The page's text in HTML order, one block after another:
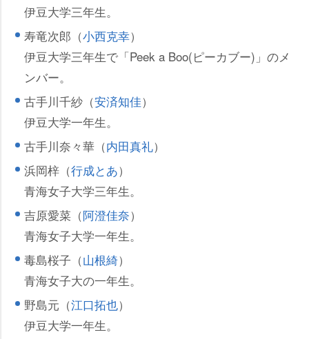
伊豆大学三年生。
寿竜次郎（小西克幸）
伊豆大学三年生で「Peek a Boo(ピーカブー)」のメ
ンバー。
古手川千紗（安済知佳）
伊豆大学一年生。
古手川奈々華（内田真礼）
浜岡梓（行成とあ）
青海女子大学三年生。
吉原愛菜（阿澄佳奈）
青海女子大学一年生。
毒島桜子（山根綺）
青海女子大の一年生。
野島元（江口拓也）
伊豆大学一年生。